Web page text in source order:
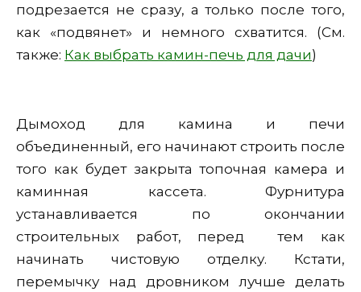
подрезается не сразу, а только после того,
как «подвянет» и немного схватится. (См.
также: Как выбрать камин-печь для дачи)
Дымоход для камина и печи
объединенный, его начинают строить после
того как будет закрыта топочная камера и
каминная кассета. Фурнитура
устанавливается по окончании
строительных работ, перед тем как
начинать чистовую отделку. Кстати,
перемычку над дровником лучше делать